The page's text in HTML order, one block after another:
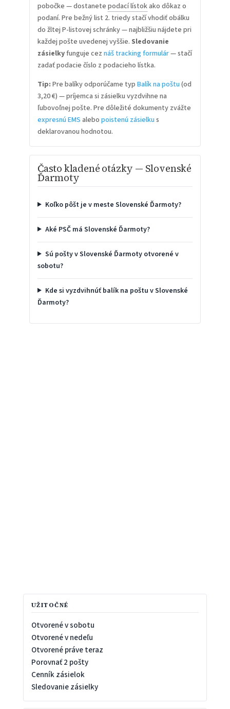
pobočke — dostanete podací lístokako dôkaz o
podaní. Pre bežný list 2. triedy stačí vhodiť obálku
do žltej P-listovej schránky — najbližšiu nájdete pri
každej pošte uvedenej vyššie. Sledovanie
zásielkyfunguje cez náš tracking formulár— stačí
zadať podacie číslo z podacieho lístka.
Tip: Pre balíky odporúčame typ Balík na poštu (od
3,20 €) — príjemca si zásielku vyzdvihne na
ľubovoľnej pošte. Pre dôležité dokumenty zvážte
expresnú EMS alebo poistenú zásielku s
deklarovanou hodnotou.
Často kladené otázky — Slovenské
Ďarmoty
Koľko pôšt je v meste Slovenské Ďarmoty?
Aké PSČ má Slovenské Ďarmoty?
Sú pošty v Slovenské Ďarmoty otvorené v
sobotu?
Kde si vyzdvihnúť balík na poštu v Slovenské
Ďarmoty?
UŽITOČNÉ
Otvorené v sobotu
Otvorené v nedeľu
Otvorené práve teraz
Porovnať 2 pošty
Cenník zásielok
Sledovanie zásielky